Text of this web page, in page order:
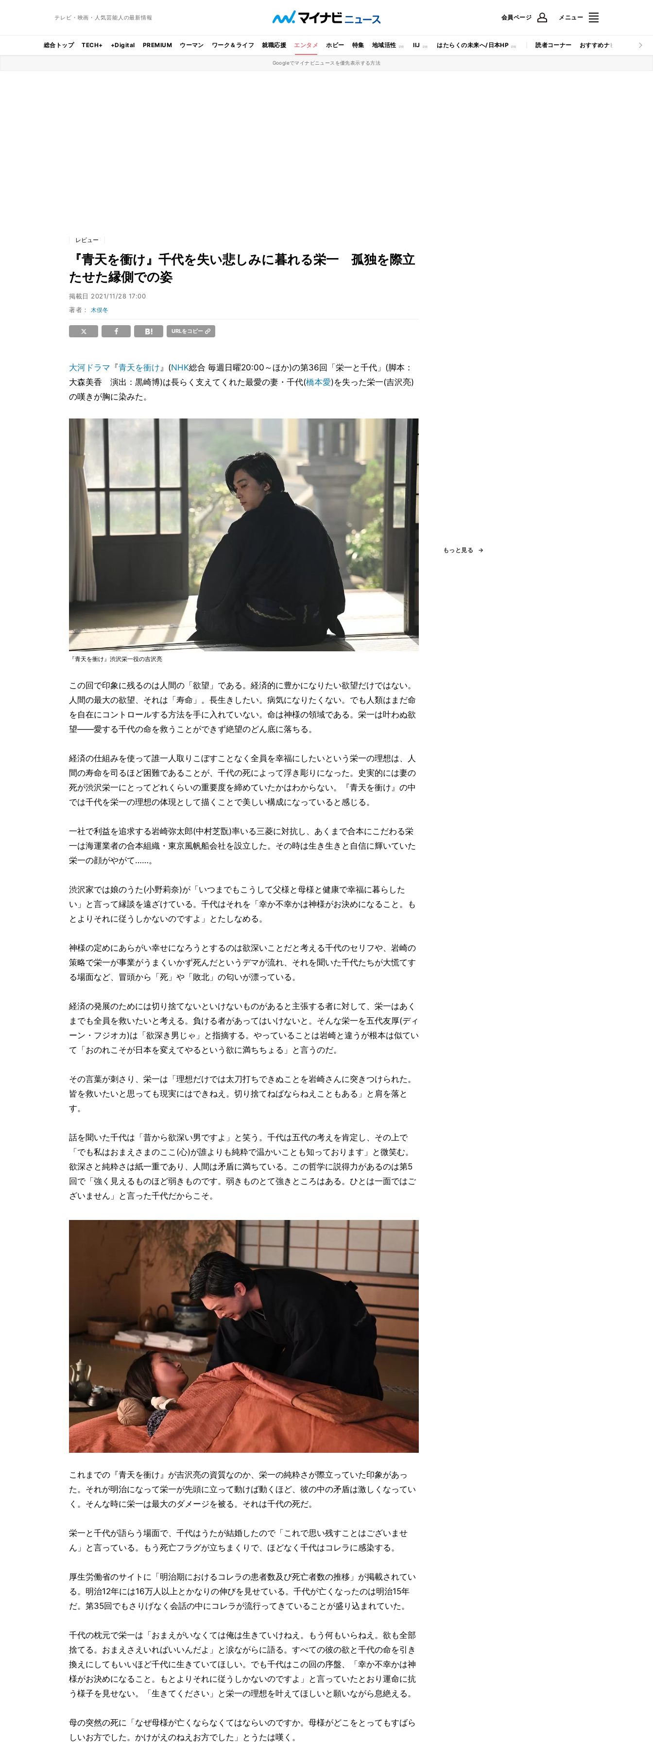
テレビ・映画・人気芸能人の最新情報 会員ページ メニュー
総合トップ TECH+ +Digital PREMIUM ウーマン ワーク＆ライフ 就職応援 エンタメ ホビー 特集 地域活性 IIJ はたらくの未来へ/日本HP 読者コーナー おすすめナビ マイナビ
Googleでマイナビニュースを優先表示する方法
レビュー
『青天を衝け』千代を失い悲しみに暮れる栄一 孤独を際立
たせた縁側での姿
掲載日 2021/11/28 17:00
著者： 木俣冬
URLをコピー
大河ドラマ 『青天を衝け』(NHK総合 毎週日曜20:00～ほか)の第36回「栄一と千代」(脚本：
大森美香 演出：黒崎博)は長らく支えてくれた最愛の妻・千代(橋本愛)を失った栄一(吉沢亮)
の嘆きが胸に染みた。
『青天を衝け』渋沢栄一役の吉沢亮
この回で印象に残るのは人間の「欲望」である。経済的に豊かになりたい欲望だけではない。
人間の最大の欲望、それは「寿命」。長生きしたい。病気になりたくない。でも人類はまだ命
を自在にコントロールする方法を手に入れていない。命は神様の領域である。栄一は叶わぬ欲
望――愛する千代の命を救うことができず絶望のどん底に落ちる。
経済の仕組みを使って誰一人取りこぼすことなく全員を幸福にしたいという栄一の理想は、人
間の寿命を司るほど困難であることが、千代の死によって浮き彫りになった。史実的には妻の
死が渋沢栄一にとってどれくらいの重要度を締めていたかはわからない。『青天を衝け』の中
では千代を栄一の理想の体現として描くことで美しい構成になっていると感じる。
一社で利益を追求する岩崎弥太郎(中村芝翫)率いる三菱に対抗し、あくまで合本にこだわる栄
一は海運業者の合本組織・東京風帆船会社を設立した。その時は生き生きと自信に輝いていた
栄一の顔がやがて……。
渋沢家では娘のうた(小野莉奈)が「いつまでもこうして父様と母様と健康で幸福に暮らした
い」と言って縁談を遠ざけている。千代はそれを「幸か不幸かは神様がお決めになること。も
とよりそれに従うしかないのですよ」とたしなめる。
神様の定めにあらがい幸せになろうとするのは欲深いことだと考える千代のセリフや、岩崎の
策略で栄一が事業がうまくいかず死んだというデマが流れ、それを聞いた千代たちが大慌てす
る場面など、冒頭から「死」や「敗北」の匂いが漂っている。
経済の発展のためには切り捨てないといけないものがあると主張する者に対して、栄一はあく
までも全員を救いたいと考える。負ける者があってはいけないと。そんな栄一を五代友厚(ディ
ーン・フジオカ)は「欲深き男じゃ」と指摘する。やっていることは岩崎と違うが根本は似てい
て「おのれこそが日本を変えてやるという欲に満ちちょる」と言うのだ。
その言葉が刺さり、栄一は「理想だけでは太刀打ちできぬことを岩崎さんに突きつけられた。
皆を救いたいと思っても現実にはできねえ。切り捨てねばならねえこともある」と肩を落と
す。
話を聞いた千代は「昔から欲深い男ですよ」と笑う。千代は五代の考えを肯定し、その上で
「でも私はおまえさまのここ(心)が誰よりも純粋で温かいことも知っております」と微笑む。
欲深さと純粋さは紙一重であり、人間は矛盾に満ちている。この哲学に説得力があるのは第5
回で「強く見えるものほど弱きものです。弱きものとて強きところはある。ひとは一面ではご
ざいません」と言った千代だからこそ。
これまでの『青天を衝け』が吉沢亮の資質なのか、栄一の純粋さが際立っていた印象があっ
た。それが明治になって栄一が先頭に立って動けば動くほど、彼の中の矛盾は激しくなってい
く。そんな時に栄一は最大のダメージを被る。それは千代の死だ。
栄一と千代が語らう場面で、千代はうたが結婚したので「これで思い残すことはございませ
ん」と言っている。もう死亡フラグが立ちまくりで、ほどなく千代はコレラに感染する。
厚生労働省のサイトに「明治期におけるコレラの患者数及び死亡者数の推移」が掲載されてい
る。明治12年には16万人以上とかなりの伸びを見せている。千代が亡くなったのは明治15年
だ。第35回でもさりげなく会話の中にコレラが流行ってきていることが盛り込まれていた。
千代の枕元で栄一は「おまえがいなくては俺は生きていけねえ。もう何もいらねえ。欲も全部
捨てる。おまえさえいればいいんだよ」と涙ながらに語る。すべての彼の欲と千代の命を引き
換えにしてもいいほど千代に生きていてほしい。でも千代はこの回の序盤、「幸か不幸かは神
様がお決めになること。もとよりそれに従うしかないのですよ」と言っていたとおり運命に抗
う様子を見せない。「生きてください」と栄一の理想を叶えてほしいと願いながら息絶える。
母の突然の死に「なぜ母様が亡くならなくてはならいのですか。母様がどこをとってもすばら
しいお方でした。かけがえのねえお方でした」とうたは嘆く。
もっと見る